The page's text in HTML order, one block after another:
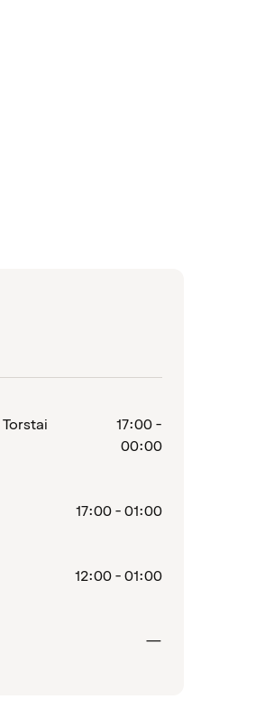
17:00 -
00:00
17:00 - 01:00
12:00 - 01:00
—Suljettu